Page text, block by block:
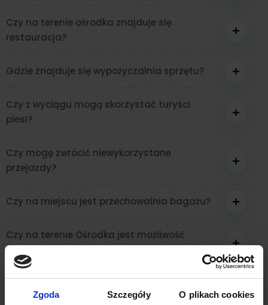
Zgoda Szczegóły O plikach cookies
Czy na terenie ośrodka znajduje się
restauracja?
Gdzie znajduje się wypożyczalnia sprzętu?
Czy z wyciągu mogą skorzystać turyści
piesi?
Czy mogę zwrócić niewykorzystane
przejazdy?
Czy na miejscu jest przechowalnia bagażu?
Czy na terenie Ośrodka jest możliwość
noclegu?